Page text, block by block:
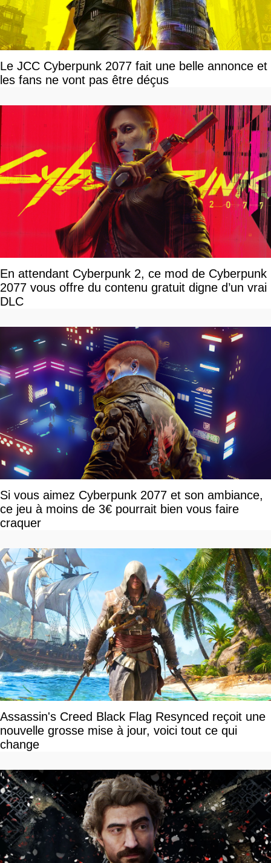
Le JCC Cyberpunk 2077 fait une belle annonce et
les fans ne vont pas être déçus
En attendant Cyberpunk 2, ce mod de Cyberpunk
2077 vous offre du contenu gratuit digne d’un vrai
DLC
Si vous aimez Cyberpunk 2077 et son ambiance,
ce jeu à moins de 3€ pourrait bien vous faire
craquer
Assassin's Creed Black Flag Resynced reçoit une
nouvelle grosse mise à jour, voici tout ce qui
change